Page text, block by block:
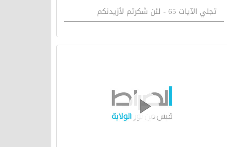
تجلي الآيات 65 - لئن شكرتم لأزيدنكم